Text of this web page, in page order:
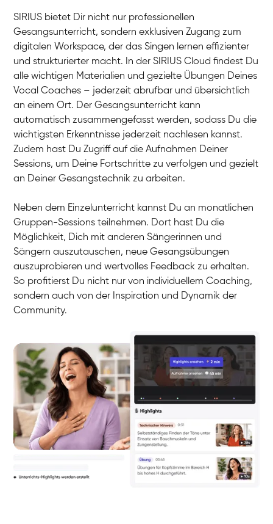
SIRIUS bietet Dir nicht nur professionellen
Gesangsunterricht, sondern exklusiven Zugang zum
digitalen Workspace, der das Singen lernen effizienter
und strukturierter macht. In der SIRIUS Cloud findest Du
alle wichtigen Materialien und gezielte Übungen Deines
Vocal Coaches – jederzeit abrufbar und übersichtlich
an einem Ort. Der Gesangsunterricht kann
automatisch zusammengefasst werden, sodass Du die
wichtigsten Erkenntnisse jederzeit nachlesen kannst.
Zudem hast Du Zugriff auf die Aufnahmen Deiner
Sessions, um Deine Fortschritte zu verfolgen und gezielt
an Deiner Gesangstechnik zu arbeiten.
Neben dem Einzelunterricht kannst Du an monatlichen
Gruppen-Sessions teilnehmen. Dort hast Du die
Möglichkeit, Dich mit anderen Sängerinnen und
Sängern auszutauschen, neue Gesangsübungen
auszuprobieren und wertvolles Feedback zu erhalten.
So profitierst Du nicht nur von individuellem Coaching,
sondern auch von der Inspiration und Dynamik der
Community.